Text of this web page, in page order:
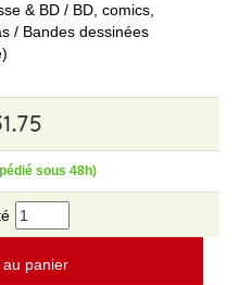
& BD / BD, comics,
/ Bandes dessinées
sous 48h)
panier